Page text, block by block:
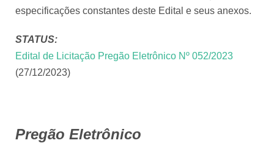
especificações constantes deste Edital e seus anexos.
STATUS:
Edital de Licitação Pregão Eletrônico Nº 052/2023
(27/12/2023)
Pregão Eletrônico